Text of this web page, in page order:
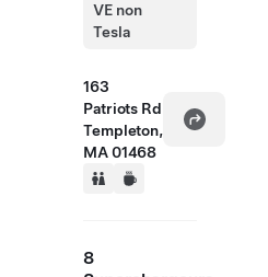
VE non
Tesla
163
Patriots Rd
Templeton,
MA 01468
8